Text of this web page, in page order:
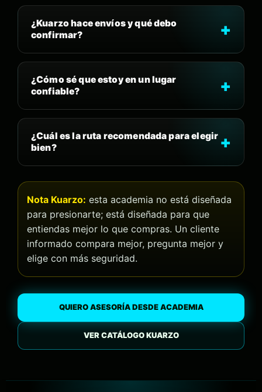
¿Kuarzo hace envíos y qué debo
confirmar?
¿Cómo sé que estoy en un lugar
confiable?
¿Cuál es la ruta recomendada para elegir
bien?
Nota Kuarzo: esta academia no está diseñada
para presionarte; está diseñada para que
entiendas mejor lo que compras. Un cliente
informado compara mejor, pregunta mejor y
elige con más seguridad.
QUIERO ASESORÍA DESDE ACADEMIA
VER CATÁLOGO KUARZO